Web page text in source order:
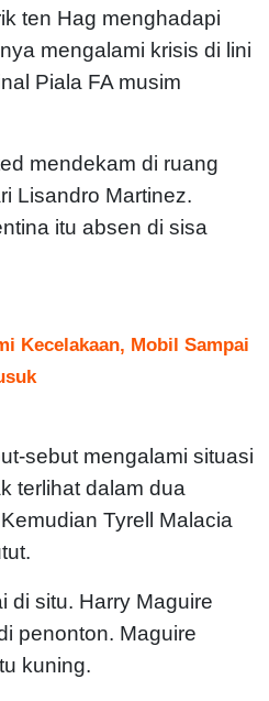
ten Hag menghadapi
mengalami krisis di lini
Piala FA musim
mendekam di ruang
Lisandro Martinez.
itu absen di sisa
Kecelakaan, Mobil Sampai
sebut mengalami situasi
terlihat dalam dua
Tyrell Malacia
di situ. Harry Maguire
penonton. Maguire
kuning.